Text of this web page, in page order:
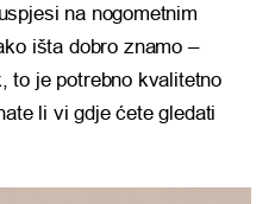
na nogometnim
išta dobro znamo –
to je potrebno kvalitetno
li vi gdje ćete gledati